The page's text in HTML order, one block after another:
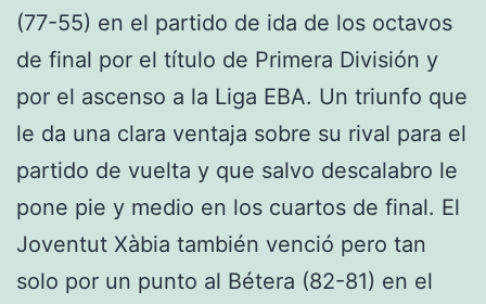
(77-55) en el partido de ida de los octavos
de final por el título de Primera División y
por el ascenso a la Liga EBA. Un triunfo que
le da una clara ventaja sobre su rival para el
partido de vuelta y que salvo descalabro le
pone pie y medio en los cuartos de final. El
Joventut Xàbia también venció pero tan
solo por un punto al Bétera (82-81) en el